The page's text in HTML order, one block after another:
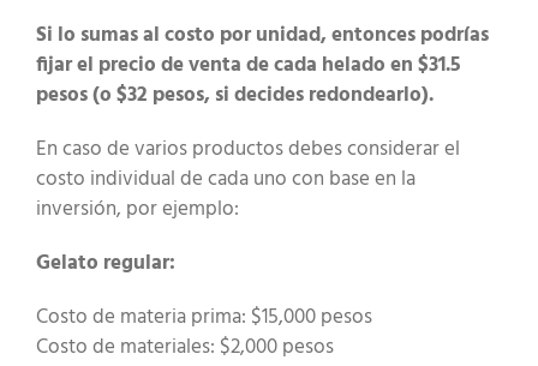
Si lo sumas al costo por unidad, entonces podrías
fijar el precio de venta de cada helado en $31.5
pesos (o $32 pesos, si decides redondearlo).
En caso de varios productos debes considerar el
costo individual de cada uno con base en la
inversión, por ejemplo:
Gelato regular:
Costo de materia prima: $15,000 pesos
Costo de materiales: $2,000 pesos